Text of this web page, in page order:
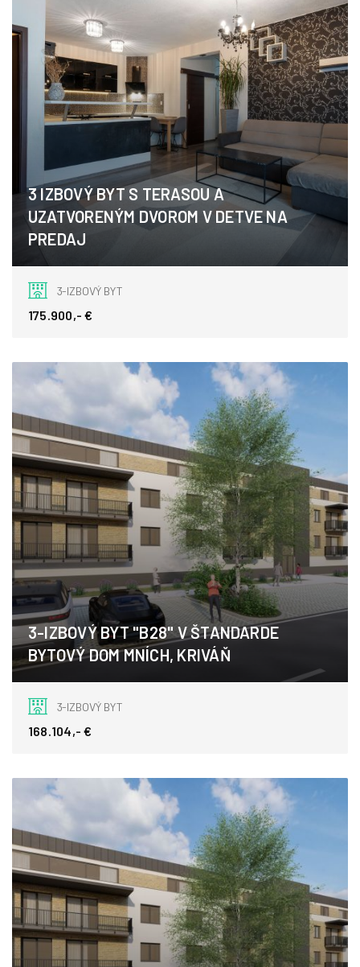
3 IZBOVÝ BYT S TERASOU A
UZATVORENÝM DVOROM V DETVE NA
PREDAJ
Štúrova, Detva
3-IZBOVÝ BYT
175.900,- €
3-IZBOVÝ BYT "B28" V ŠTANDARDE
BYTOVÝ DOM MNÍCH, KRIVÁŇ
Kriváň
3-IZBOVÝ BYT
168.104,- €